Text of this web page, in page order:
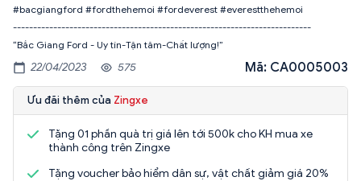
#bacgiangford #fordthehemoi #fordeverest #everestthehemoi
--------------------------------------------------------------------------
“Bắc Giang Ford - Uy tín-Tận tâm-Chất lượng!”
22/04/2023 575 Mã: CA0005003
Ưu đãi thêm của Zingxe
Tặng 01 phần quà trị giá lên tới 500k cho KH mua xe
thành công trên Zingxe
Tặng voucher bảo hiểm dân sự, vật chất giảm giá 20%